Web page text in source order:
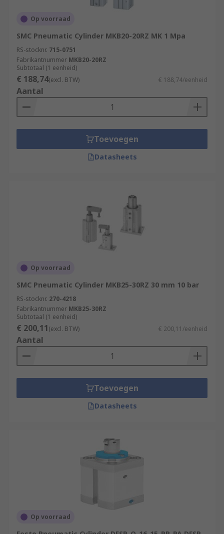
Op voorraad
SMC Pneumatic Cylinder MKB20-20RZ MK 1 Mpa
RS-stocknr. 715-0751
Fabrikantnummer MKB20-20RZ
Subtotaal (1 eenheid)
€ 188,74(excl. BTW) € 188,74/eenheid
Aantal
Toevoegen
Datasheets
Op voorraad
SMC Pneumatic Cylinder MKB25-30RZ 30 mm 10 bar
RS-stocknr. 270-4218
Fabrikantnummer MKB25-30RZ
Subtotaal (1 eenheid)
€ 200,11(excl. BTW) € 200,11/eenheid
Aantal
Toevoegen
Datasheets
Op voorraad